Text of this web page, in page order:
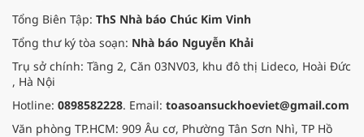
Tổng Biên Tập: ThS Nhà báo Chúc Kim Vinh
Tổng thư ký tòa soạn: Nhà báo Nguyễn Khải
Trụ sở chính: Tầng 2, Căn 03NV03, khu đô thị Lideco, Hoài Đức
, Hà Nội
Hotline: 0898582228. Email: toasoansuckhoeviet@gmail.com
Văn phòng TP.HCM: 909 Âu cơ, Phường Tân Sơn Nhì, TP Hồ